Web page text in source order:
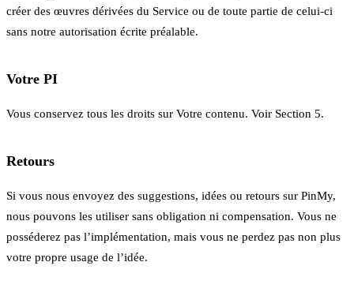
créer des œuvres dérivées du Service ou de toute partie de celui-ci
sans notre autorisation écrite préalable.
Votre PI
Vous conservez tous les droits sur Votre contenu. Voir Section 5.
Retours
Si vous nous envoyez des suggestions, idées ou retours sur PinMy,
nous pouvons les utiliser sans obligation ni compensation. Vous ne
posséderez pas l’implémentation, mais vous ne perdez pas non plus
votre propre usage de l’idée.